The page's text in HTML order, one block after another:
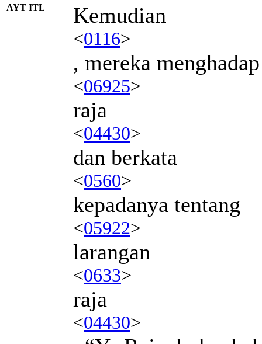
AYT ITL Kemudian
<0116>
, mereka menghadap
<06925>
raja
<04430>
dan berkata
<0560>
kepadanya tentang
<05922>
larangan
<0633>
raja
<04430>